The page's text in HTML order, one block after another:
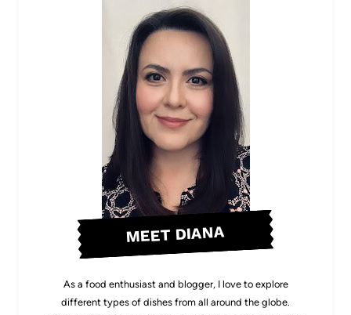
MEET DIANA
As a food enthusiast and blogger, I love to explore
different types of dishes from all around the globe.